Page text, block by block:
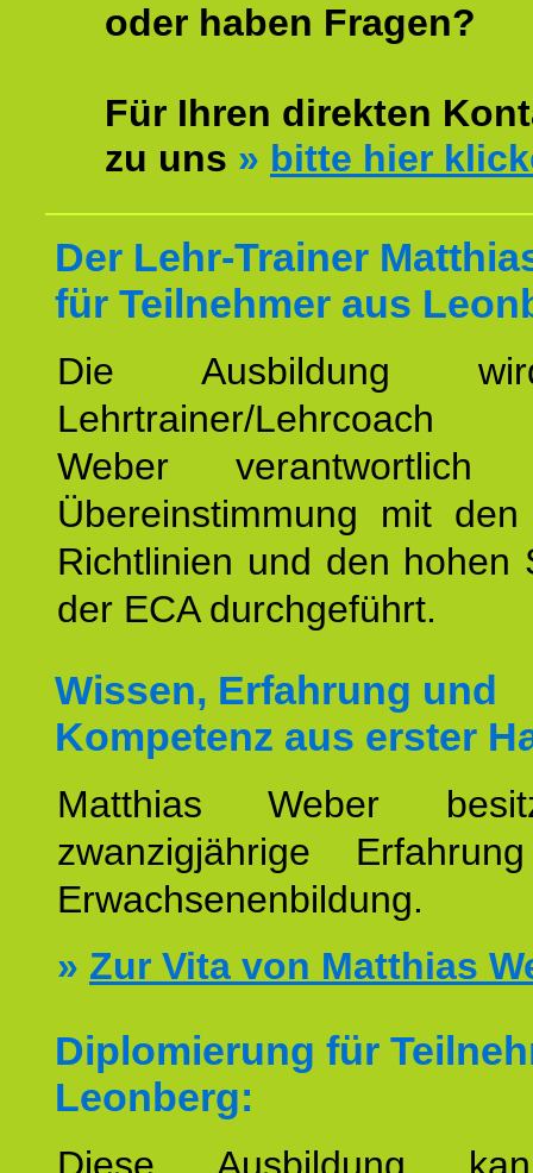
oder haben Fragen?
Für Ihren direkten
zu uns » bitte hier
Der Lehr-Trainer
für Teilnehmer aus
Die Ausbildung
Lehrtrainer/Lehrcoach
Weber
Übereinstimmung mit den
Richtlinien und den hohen
der ECA durchgeführt.
Wissen, Erfahrung und
Kompetenz aus erster
Matthias Weber
zwanzigjährige
Erwachsenenbildung.
» Zur Vita von Matthias
Diplomierung für
Leonberg: